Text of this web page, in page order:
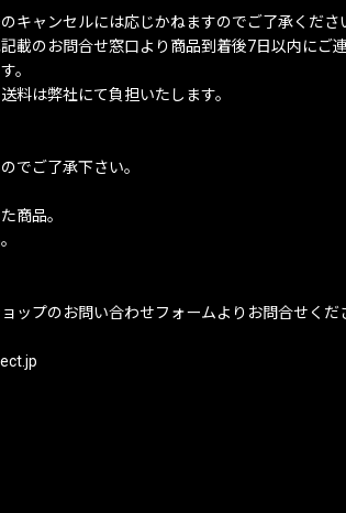
キャンセルには応じかねますのでご了承くださ
載のお問合せ窓口より商品到着後7日以内にご連
。
料は弊社にて負担いたします。
でご了承下さい。
商品。
ップのお問い合わせフォームよりお問合せくだ